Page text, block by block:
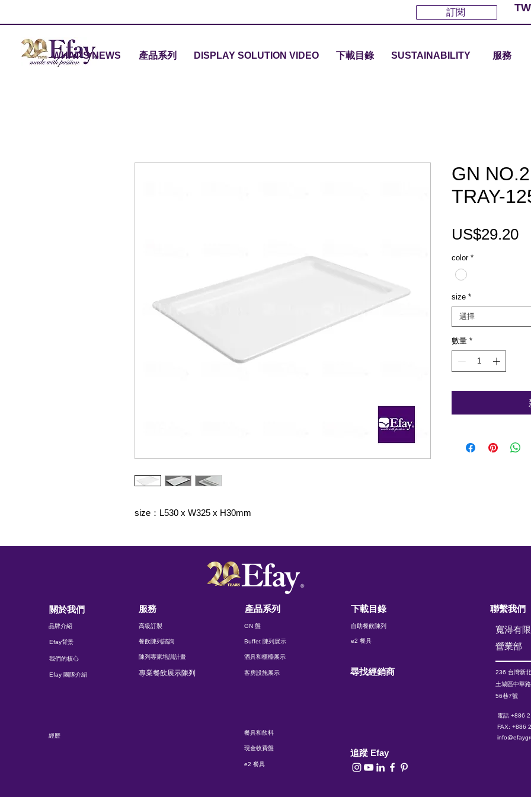
訂閱
WHAT'S NEWS 產品系列 DISPLAY SOLUTION VIDEO 下載目錄 SUSTAINABILITY 服務
size：L530 x W325 x H30mm
GN
TRAY-
US$29.20價
color *
size *
選擇
數量 *
關於我們
品牌介紹
Efay背景
我們的核心
Efay 團隊介紹
服務
高級訂製
餐飲陳列諮詢
陳列專家培訓計畫
專業餐飲展示陳列
產品系列
GN 盤
Buffet 陳列展示
下載目錄
自助餐飲陳列
e2 餐具
酒具和櫃檯展示
客房設施展示 尋找經銷商
經歷 餐具和飲料
現金收費盤
e2 餐具
追蹤 Efay
聯繫我們
寬淂有
​營業部
236 台灣新
土城區中華
56巷7號
電話 +886
FAX: +886